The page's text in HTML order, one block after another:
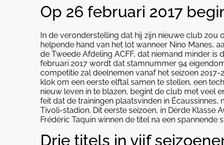
Op 26 februari 2017
In de veronderstelling dat hij zijn nieuwe club zou
helpende hand van het lot wanneer Nino Manes,
de Tweede Afdeling ACFF, dat niemand minder
februari 2017 wordt dat stamnummer 94
competitie zal deelnemen vanaf het seizoen
klok om een eerste elftal samen te stellen, een
nieuw leven in te blazen, begint de club met veel
feit dat de trainingen plaatsvinden in
Tivoli-stadion. Dit eerste seizoen, in Derde Klasse
Frédéric Taquin winnen de titel na een spannende
Drie titels in vijf